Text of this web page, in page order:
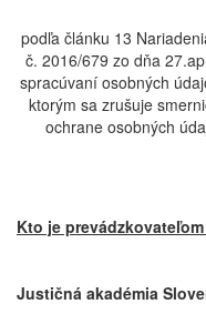
podľa článku 13
č. 2016/679 zo dňa
spracúvaní osobných
ktorým sa zrušuje
ochrane osobných
Kto je
Justičná akadémia